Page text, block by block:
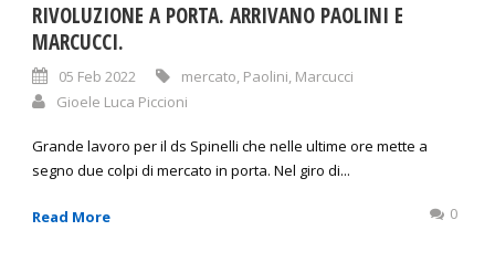
RIVOLUZIONE A PORTA. ARRIVANO PAOLINI E
MARCUCCI.
05 Feb 2022 mercato, Paolini, Marcucci
Gioele Luca Piccioni
Grande lavoro per il ds Spinelli che nelle ultime ore mette a
segno due colpi di mercato in porta. Nel giro di...
Read More 0